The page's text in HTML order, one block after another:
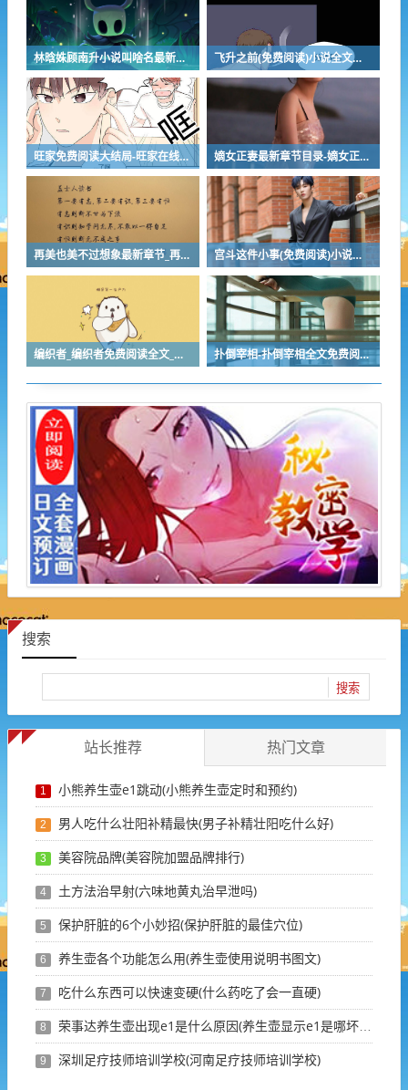
林晗姝顾南升小说叫啥名最新章节 - 林晗姝顾南升小说叫啥名免费阅读 飞升之前(免费阅读)小说全文阅读无弹窗-飞升之前最新章节列表
旺家免费阅读大结局-旺家在线阅读完整版 嫡女正妻最新章节目录-嫡女正妻最佳来源
再美也美不过想象最新章节_再美也美不过想象(全文免费阅读)小说全文阅读无弹窗 宫斗这件小事(免费阅读)小说全文阅读无弹窗 - 宫斗这件小事最新章节列表
编织者_编织者免费阅读全文_编织者最新章节目录 扑倒宰相-扑倒宰相全文免费阅读无弹窗
搜索
站长推荐 热门文章
1 小熊养生壶e1跳动(小熊养生壶定时和预约)
2 男人吃什么壮阳补精最快(男子补精壮阳吃什么好)
3 美容院品牌(美容院加盟品牌排行)
4 土方法治早射(六味地黄丸治早泄吗)
5 保护肝脏的6个小妙招(保护肝脏的最佳穴位)
6 养生壶各个功能怎么用(养生壶使用说明书图文)
7 吃什么东西可以快速变硬(什么药吃了会一直硬)
8 荣事达养生壶出现e1是什么原因(养生壶显示e1是哪坏了)
9 深圳足疗技师培训学校(河南足疗技师培训学校)